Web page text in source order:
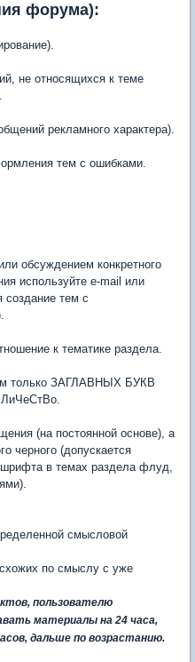
форума):
не относящихся к теме
рекламного характера).
тем с ошибками.
обсуждением конкретного
используйте e-mail или
создание тем с
к тематике раздела.
только ЗАГЛАВНЫХ БУКВ
(на постоянной основе), а
черного (допускается
шрифта в темах раздела флуд,
смысловой
по смыслу с уже
пользователю
материалы на 24 часа,
дальше по возрастанию.